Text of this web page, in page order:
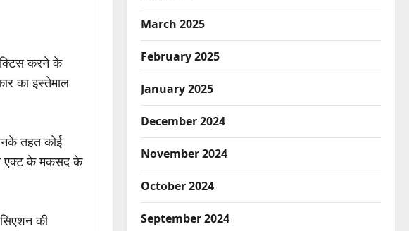
करने के
का इस्तेमाल
तहत कोई
एक्ट के मकसद के
की
March 2025
February 2025
January 2025
December 2024
November 2024
October 2024
September 2024